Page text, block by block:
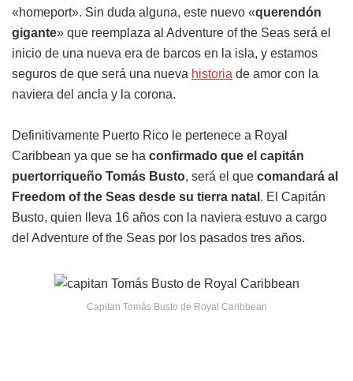
«homeport». Sin duda alguna, este nuevo «querendón
gigante» que reemplaza al Adventure of the Seas será el
inicio de una nueva era de barcos en la isla, y estamos
seguros de que será una nueva historia de amor con la
naviera del ancla y la corona.
Definitivamente Puerto Rico le pertenece a Royal
Caribbean ya que se ha confirmado que el capitán
puertorriqueño Tomás Busto, será el que comandará al
Freedom of the Seas desde su tierra natal . El Capitán
Busto, quien lleva 16 años con la naviera estuvo a cargo
del Adventure of the Seas por los pasados tres años.
Capitan Tomás Busto de Royal Caribbean